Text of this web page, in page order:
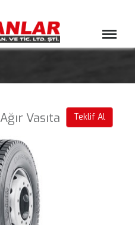
Teklif Al
Ağır Vasıta